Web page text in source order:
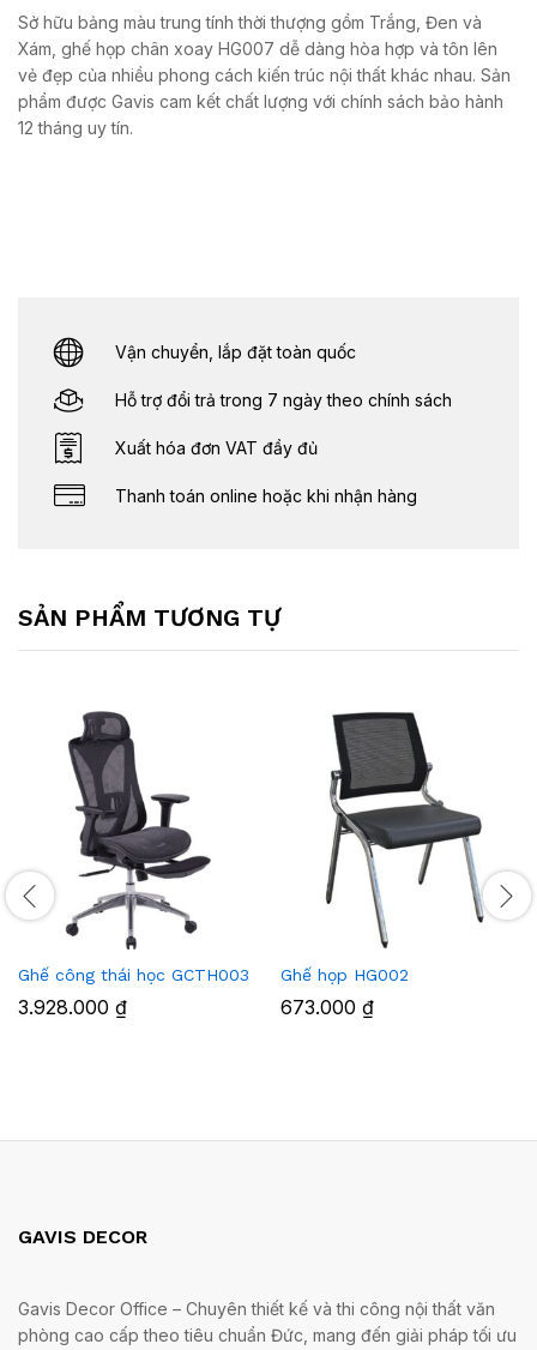
Sở hữu bảng màu trung tính thời thượng gồm Trắng, Đen và
Xám, ghế họp chân xoay HG007 dễ dàng hòa hợp và tôn lên
vẻ đẹp của nhiều phong cách kiến trúc nội thất khác nhau. Sản
phẩm được Gavis cam kết chất lượng với chính sách bảo hành
12 tháng uy tín.
Vận chuyển, lắp đặt toàn quốc
Hỗ trợ đổi trả trong 7 ngày theo chính sách
Xuất hóa đơn VAT đầy đủ
Thanh toán online hoặc khi nhận hàng
SẢN PHẨM TƯƠNG TỰ
Ghế công thái học GCTH003
3.928.000 ₫
Ghế họp HG002
673.000 ₫
GAVIS DECOR
Gavis Decor Office – Chuyên thiết kế và thi công nội thất văn
phòng cao cấp theo tiêu chuẩn Đức, mang đến giải pháp tối ưu